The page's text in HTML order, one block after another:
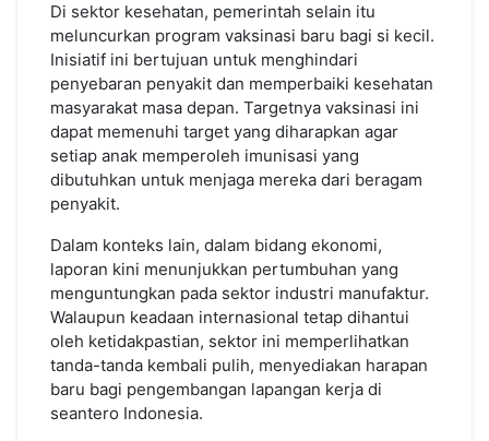
Di sektor kesehatan, pemerintah selain itu
meluncurkan program vaksinasi baru bagi si kecil.
Inisiatif ini bertujuan untuk menghindari
penyebaran penyakit dan memperbaiki kesehatan
masyarakat masa depan. Targetnya vaksinasi ini
dapat memenuhi target yang diharapkan agar
setiap anak memperoleh imunisasi yang
dibutuhkan untuk menjaga mereka dari beragam
penyakit.
Dalam konteks lain, dalam bidang ekonomi,
laporan kini menunjukkan pertumbuhan yang
menguntungkan pada sektor industri manufaktur.
Walaupun keadaan internasional tetap dihantui
oleh ketidakpastian, sektor ini memperlihatkan
tanda-tanda kembali pulih, menyediakan harapan
baru bagi pengembangan lapangan kerja di
seantero Indonesia.